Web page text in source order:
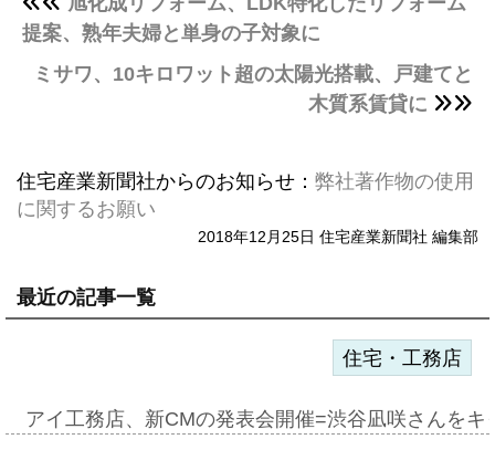
提案、熟年夫婦と単身の子対象に
ミサワ、10キロワット超の太陽光搭載、戸建てと
木質系賃貸に
住宅産業新聞社からのお知らせ： 弊社著作物の使用
に関するお願い
2018年12月25日 住宅産業新聞社 編集部
最近の記事一覧
住宅・工務店
アイ工務店、新CMの発表会開催=渋谷凪咲さんを